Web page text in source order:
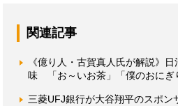
関連記事
《億り人・古賀真人氏が解説》
味 「お～いお茶」「僕のおにぎ
三菱UFJ銀行が大谷翔平のスポ